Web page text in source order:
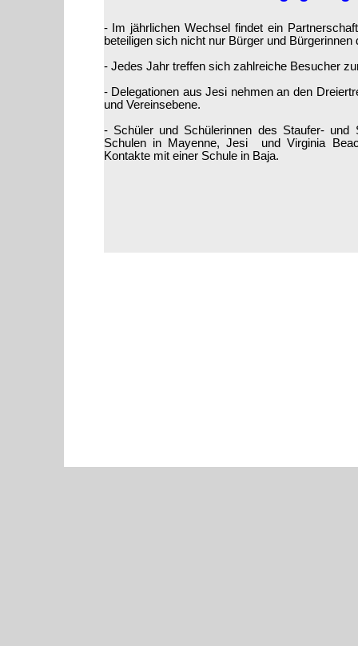
-Im jährlichen Wechsel findet ein
beteiligen sich nicht nur Bürger und
-Jedes Jahr treffen sich zahlreiche Besucher
-Delegationen aus Jesi nehmen an den
und Vereinsebene.
-Schüler und Schülerinnen des Staufer- und
Schulen in Mayenne, Jesi und Virginia
Kontakte mit einer Schule in Baja.